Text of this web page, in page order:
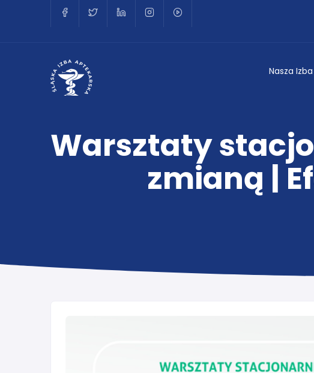
Nasza Izba
Warsztaty
zmianą |